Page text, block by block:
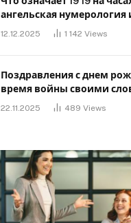
ангельская нумерология
12.12.2025 1 142 Views
Поздравления с днем
время войны своими
Слова, дающие надежду и
22.11.2025 489 Views